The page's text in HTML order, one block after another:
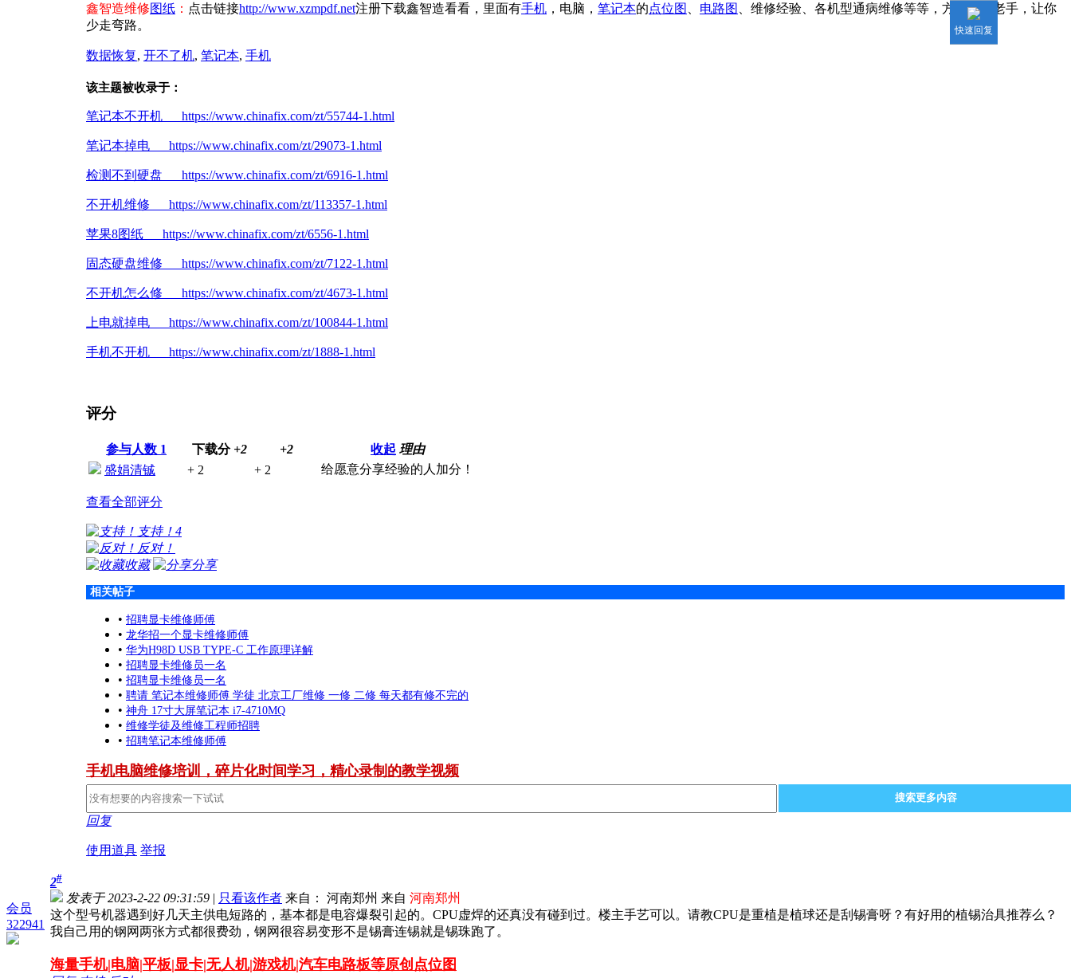
鑫智造维修图纸 ： 点击链接http://www.xzmpdf.net注册下载鑫智造看看，里面有手机 ，电脑， 笔记本的点位图 电路图
、维修经验、各机型通病维修等等，方便新手老手，让你
少走弯路。
数据恢复, 开不了机, 笔记本, 手机
该主题被收录于：
笔记本不开机 https://www.chinafix.com/zt/55744-1.html
笔记本掉电 https://www.chinafix.com/zt/29073-1.html
检测不到硬盘 https://www.chinafix.com/zt/6916-1.html
不开机维修 https://www.chinafix.com/zt/113357-1.html
苹果8图纸 https://www.chinafix.com/zt/6556-1.html
固态硬盘维修 https://www.chinafix.com/zt/7122-1.html
不开机怎么修 https://www.chinafix.com/zt/4673-1.html
上电就掉电 https://www.chinafix.com/zt/100844-1.html
手机不开机 https://www.chinafix.com/zt/1888-1.html
评分
参与人数 1 下载分 +2 +2 收起 理由
盛娟清铖
+ 2 + 2 给愿意分享经验的人加分！
查看全部评分
支持！ 4
反对！
收藏
分享
相关帖子
• 招聘显卡维修师傅
• 龙华招一个显卡维修师傅
• 华为H98D USB TYPE-C 工作原理详解
• 招聘显卡维修员一名
• 招聘显卡维修员一名
• 聘请 笔记本维修师傅 学徒 北京工厂维修 一修 二修 每天都有修不完的
• 神舟 17寸大屏笔记本 i7-4710MQ
• 维修学徒及维修工程师招聘
• 招聘笔记本维修师傅
手机电脑维修培训，碎片化时间学习，精心录制的教学视频
搜索更多内容
回复
使用道具 举报
会员
322941
2#
发表于 2023-2-22 09:31:59 | 只看该作者 来自： 河南郑州 来自 河南郑州
这个型号机器遇到好几天主供电短路的，基本都是电容爆裂引起的。CPU虚焊的还真没有碰到过。楼主手艺可以。请教CPU是重植是植球还是刮锡膏呀？有好用的植锡治具推荐么？
我自己用的钢网两张方式都很费劲，钢网很容易变形不是锡膏连锡就是锡珠跑了。
海量手机|电脑|平板|显卡|无人机|游戏机|汽车电路板等原创点位图
快速回复